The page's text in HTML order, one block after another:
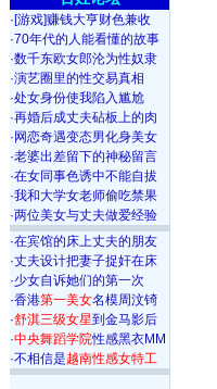
· [游戏]赚钱大亨财色兼收
·70年代的人能看懂的故事
·数千东欧女郎沦为性奴隶
·演艺圈里的性交易真相
·处女身份使我陷入尴尬
·再婚后成丈夫砧板上的肉
· 网恋奇遇变态男化身美女
·老婆出差留下的神秘留言
·在女同事色诱中不能自拔
·我和大学女老师偷吃禁果
·两位美女与丈夫做爱经验
·在宾馆的床上丈夫的朋友
·丈夫设计把妻子捉奸在床
·少女自诉她们的第一次
·香港第一美女名模周汶锜
·舒淇三级女星到金马影后
·中央舞蹈学院性感黑衣MM
·不相信是越南性感女特工